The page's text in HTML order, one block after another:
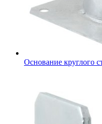
Основание круглого